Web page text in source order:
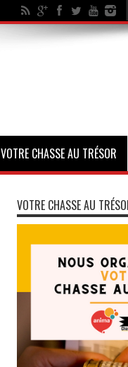
VOTRE CHASSE AU TRÉSOR
VOTRE CHASSE AU